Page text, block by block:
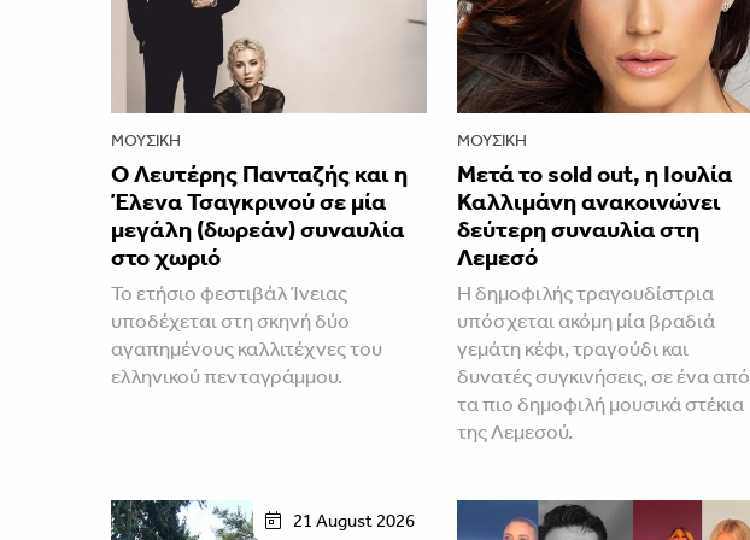
ΜΟΥΣΙΚΉ
Ο Λευτέρης Πανταζής και η
Έλενα Τσαγκρινού σε μία
μεγάλη (δωρεάν) συναυλία
στο χωριό
Το ετήσιο φεστιβάλ Ίνειας
υποδέχεται στη σκηνή δύο
αγαπημένους καλλιτέχνες του
ελληνικού πενταγράμμου.
ΜΟΥΣΙΚΉ
Μετά το sold out, η Ιουλία
Καλλιμάνη ανακοινώνει
δεύτερη συναυλία στη
Λεμεσό
H δημοφιλής τραγουδίστρια
υπόσχεται ακόμη μία βραδιά
γεμάτη κέφι, τραγούδι και
δυνατές συγκινήσεις, σε ένα από
τα πιο δημοφιλή μουσικά στέκια
της Λεμεσού.
21 August 2026